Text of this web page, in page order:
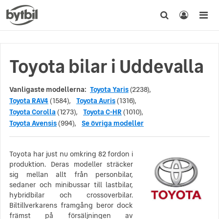
Toyota bilar i Uddevalla
Vanligaste modellerna: Toyota Yaris(2238),
Toyota RAV4 (1584), Toyota Auris(1316),
Toyota Corolla (1273), Toyota C-HR(1010),
Toyota Avensis(994), Se övriga modeller
Toyota har just nu omkring 82 fordon i
produktion. Deras modeller sträcker
sig mellan allt från personbilar,
sedaner och minibussar till lastbilar,
hybridbilar och crossoverbilar.
Biltillverkarens framgång beror dock
främst på försäljningen av